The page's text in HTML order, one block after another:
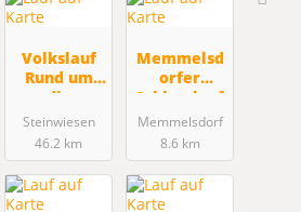
Volkslauf
Rund um
die
Ködeltalspe
rre
Steinwiesen
46.2 km
Memmelsd
orfer
Schlosslauf
Memmelsdorf
8.6 km